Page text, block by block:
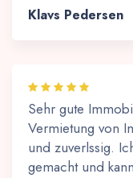
Klavs Pedersen
Sehr gute
Vermietung von
und zuverlssig.
gemacht und